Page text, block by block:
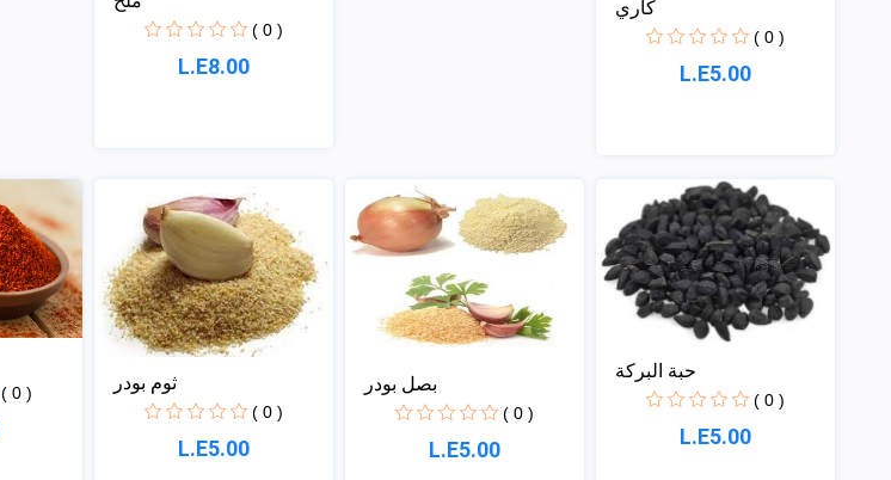
( 0 )
L.E8.00
كاري
( 0 )
L.E5.00
( 0 ) ثوم بودر
( 0 )
L.E5.00
بصل بودر
( 0 )
L.E5.00
حبة البركة
( 0 )
L.E5.00